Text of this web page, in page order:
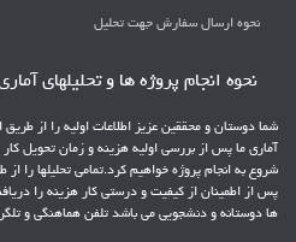
نحوه ارسال سفارش جهت تحلیل
نحوه انجام پروژه ها و تحلیلهای
شما دوستان و محققین عزیز اطلاعات اولیه را از
آماری ما پس از بررسی اولیه هزینه و زمان تحویل
شروع به انجام پروژه خواهیم کرد.تمامی تحلیلها را
پس از اطمینان از کیفیت و درستی کار هزینه را
ها دوستانه و دنشجویی می باشد تلفن هماهنگی و تلگرام : 09351323950 (